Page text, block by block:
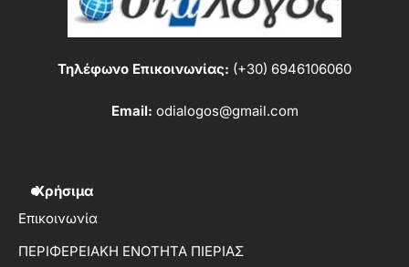
Τηλέφωνο Επικοινωνίας: (+30) 6946106060
Email: odialogos@gmail.com
Χρήσιμα
Επικοινωνία
ΠΕΡΙΦΕΡΕΙΑΚΗ ΕΝΟΤΗΤΑ ΠΙΕΡΙΑΣ